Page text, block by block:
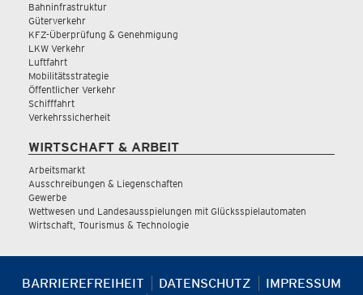
Bahninfrastruktur
Güterverkehr
KFZ-Überprüfung & Genehmigung
LKW Verkehr
Luftfahrt
Mobilitätsstrategie
Öffentlicher Verkehr
Schifffahrt
Verkehrssicherheit
WIRTSCHAFT & ARBEIT
Arbeitsmarkt
Ausschreibungen & Liegenschaften
Gewerbe
Wettwesen und Landesausspielungen mit Glücksspielautomaten
Wirtschaft, Tourismus & Technologie
BARRIEREFREIHEIT DATENSCHUTZ
IMPRESSUM